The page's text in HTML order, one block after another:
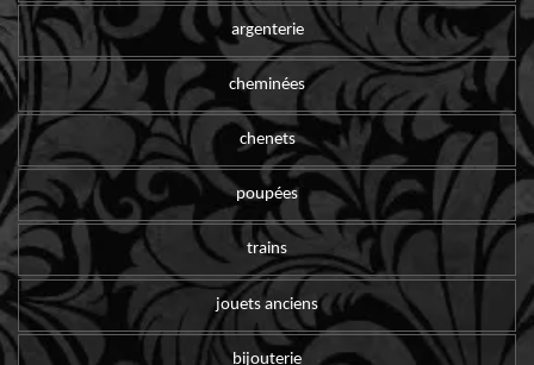
argenterie
cheminées
chenets
poupées
trains
jouets anciens
bijouterie